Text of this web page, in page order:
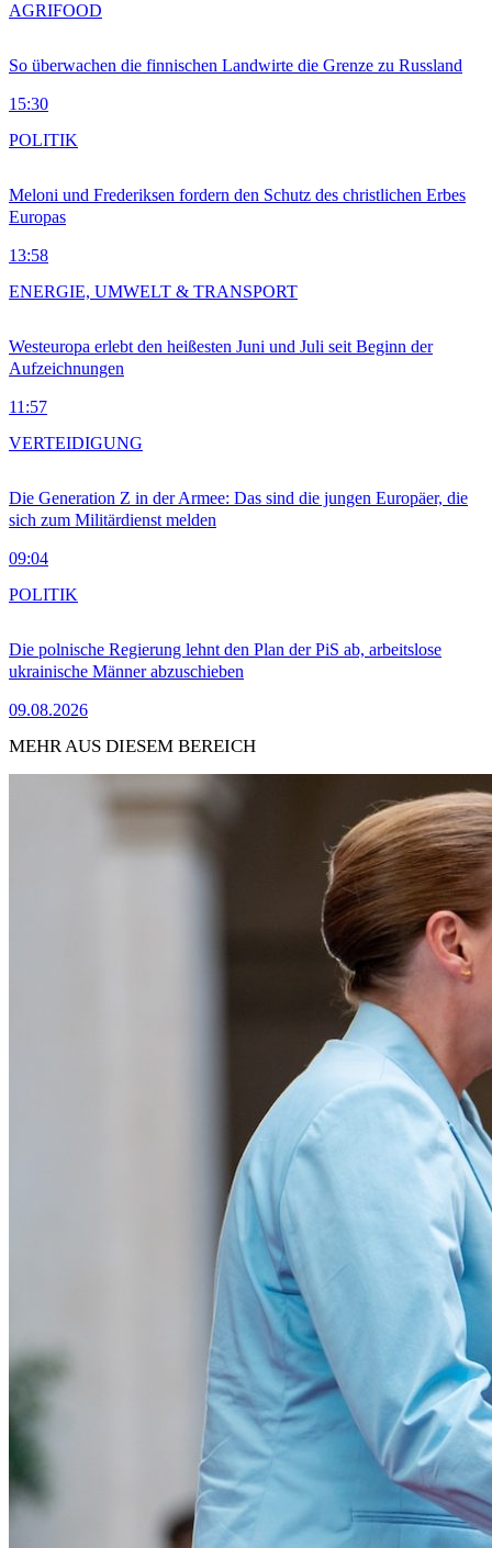
So überwachen die finnischen Landwirte die Grenze zu Russland
15:30
AGRIFOOD
Meloni und Frederiksen fordern den Schutz des christlichen Erbes
Europas
13:58
POLITIK
Westeuropa erlebt den heißesten Juni und Juli seit Beginn der
Aufzeichnungen
11:57
ENERGIE, UMWELT & TRANSPORT
Die Generation Z in der Armee: Das sind die jungen Europäer, die
sich zum Militärdienst melden
09:04
VERTEIDIGUNG
Die polnische Regierung lehnt den Plan der PiS ab, arbeitslose
ukrainische Männer abzuschieben
09.08.2026
POLITIK
MEHR AUS DIESEM BEREICH